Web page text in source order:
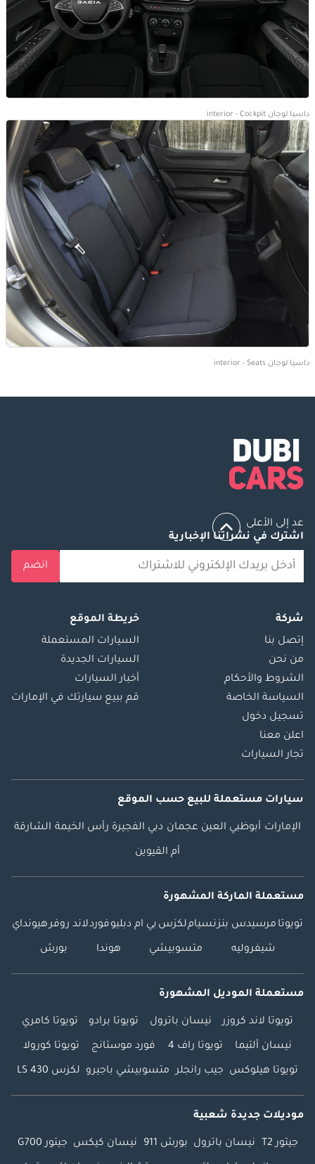
داسيا لوجان interior - Cockpit
داسيا لوجان interior - Seats
عد إلى الأعلى
اشترك في نشراتنا الإخبارية
انضم
شركة
إتصل بنا
من نحن
الشروط والأحكام
السياسة الخاصة
تسجيل دخول
اعلن معنا
تجار السيارات
خريطة الموقع
السيارات المستعملة
السيارات الجديدة
أخبار السيارات
قم ببيع سيارتك في الإمارات
سيارات مستعملة للبيع حسب الموقع
الإمارات أبوظبي العين عجمان دبي الفجيرة رأس الخيمة الشارقة
أم القيوين
مستعملة الماركة المشهورة
تويوتا مرسيدس بنزنسياملكزس بي ام دبليوفوردلاند روفرهيونداي
شيفروليه متسوبيشي هوندا بورش
مستعملة الموديل المشهورة
تويوتا لاند كروزر نيسان باترول تويوتا برادو تويوتا كامري
نيسان ألتيما تويوتا راف 4 فورد موستانج تويوتا كورولا
تويوتا هيلوكس جيب رانجلر متسوبيشي باجيرو لكزس LS 430
موديلات جديدة شعبية
جيتور T2 نيسان باترول بورش 911 نيسان كيكس جيتور G700